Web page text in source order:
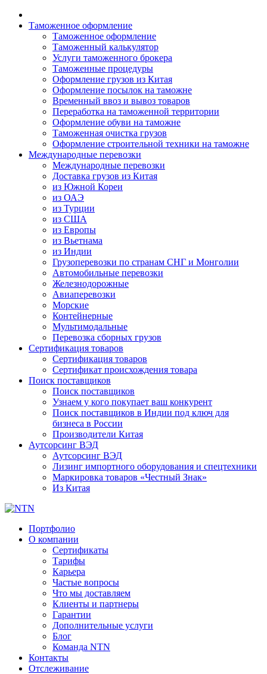
Таможенное оформление
Таможенное оформление
Таможенный калькулятор
Услуги таможенного брокера
Таможенные процедуры
Оформление грузов из Китая
Оформление посылок на таможне
Временный ввоз и вывоз товаров
Переработка на таможенной территории
Оформление обуви на таможне
Таможенная очистка грузов
Оформление строительной техники на таможне
Международные перевозки
Международные перевозки
Доставка грузов из Китая
из Южной Кореи
из ОАЭ
из Турции
из США
из Европы
из Вьетнама
из Индии
Грузоперевозки по странам СНГ и Монголии
Автомобильные перевозки
Железнодорожные
Авиаперевозки
Морские
Контейнерные
Мультимодальные
Перевозка сборных грузов
Сертификация товаров
Сертификация товаров
Сертификат происхождения товара
Поиск поставщиков
Поиск поставщиков
Узнаем у кого покупает ваш конкурент
Поиск поставщиков в Индии под ключ для
бизнеса в России
Производители Китая
Аутсорсинг ВЭД
Аутсорсинг ВЭД
Лизинг импортного оборудования и спецтехники
Маркировка товаров «Честный Знак»
Из Китая
Портфолио
О компании
Сертификаты
Тарифы
Карьера
Частые вопросы
Что мы доставляем
Клиенты и партнеры
Гарантии
Дополнительные услуги
Блог
Команда NTN
Контакты
Отслеживание